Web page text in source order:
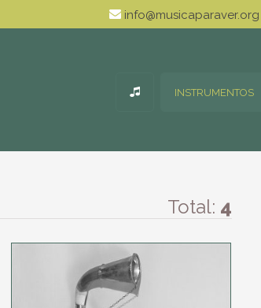
info@musicaparaver.org
INSTRUMENTOS
Total: 4